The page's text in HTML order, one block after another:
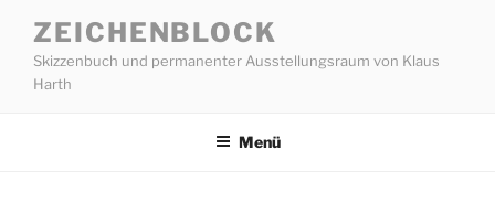
Inhalt
springen
ZEICHENBLOCK
Skizzenbuch und permanenter Ausstellungsraum von Klaus
Harth
Menü